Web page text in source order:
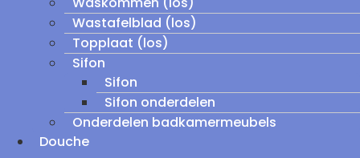
Wastafelblad (los)
Topplaat (los)
Sifon
Sifon
Sifon onderdelen
Onderdelen badkamermeubels
Douche